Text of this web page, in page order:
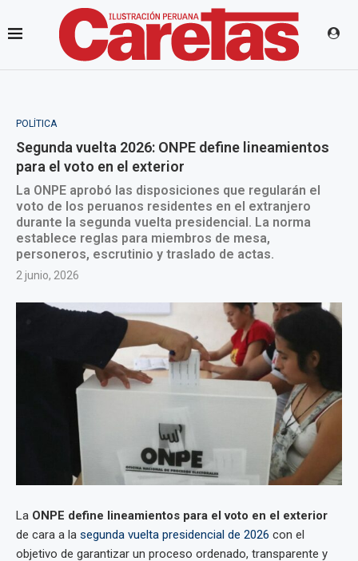
POLÍTICA
Segunda vuelta 2026: ONPE define lineamientos
para el voto en el exterior
La ONPE aprobó las disposiciones que regularán el
voto de los peruanos residentes en el extranjero
durante la segunda vuelta presidencial. La norma
establece reglas para miembros de mesa,
personeros, escrutinio y traslado de actas.
2 junio, 2026
La ONPE define lineamientos para el voto en el exterior
de cara a la segunda vuelta presidencial de 2026 con el
objetivo de garantizar un proceso ordenado, transparente y